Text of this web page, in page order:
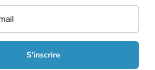
S'inscrire